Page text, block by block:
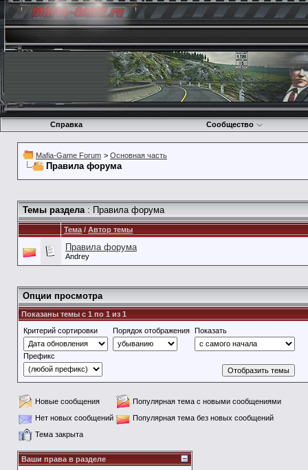
Справка Сообщество
Mafia-Game Forum > Основная часть
Правила форума
Темы раздела: Правила форума
Тема/Автор темы
Правила форума
Andrey
Опции просмотра
Показаны темы с 1 по 1 из 1
Критерий сортировки
Порядок отображения Показать
Префикс
Новые сообщения
Популярная тема с новыми сообщениями
Нет новых сообщений
Популярная тема без новых сообщений
Тема закрыта
Ваши права в разделе